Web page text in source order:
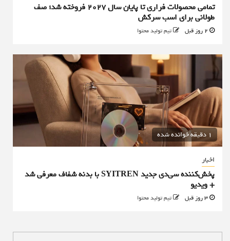
تمامی محصولات فراری تا پایان سال ۲۰۲۷ فروخته شد؛ صف
طولانی برای اسب سرکش
تیم تولید محتوا
1 دقیقه خوانده شده
اخبار
پخش‌کننده سی‌دی جدید SYITREN با بدنه شفاف معرفی شد
+ ویدیو
تیم تولید محتوا